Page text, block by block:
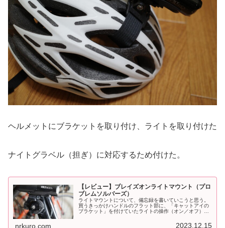
ヘルメットにブラケットを取り付け、ライトを取り付けた
ナイトグラベル（担ぎ）に対応するため付けた。
【レビュー】ブレイズオンライトマウント（プロ
ブレムソルバーズ）
ライトマウントについて、備忘録を書いていこうと思う。
買うきっかけハンドルのフラット部に、「キャットアイの
ブラケット」を付けていたライトの操作（オン／オフ）も
nrkuro.com 2023.12.15